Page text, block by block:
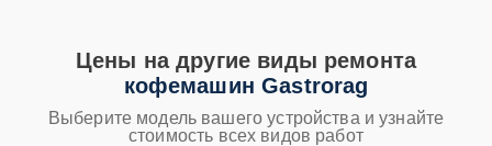
Цены на другие виды ремонта
кофемашин Gastrorag
Выберите модель вашего устройства и узнайте
стоимость всех видов работ